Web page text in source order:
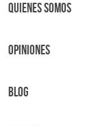
Quienes Somos
OPINIONES
BLOG